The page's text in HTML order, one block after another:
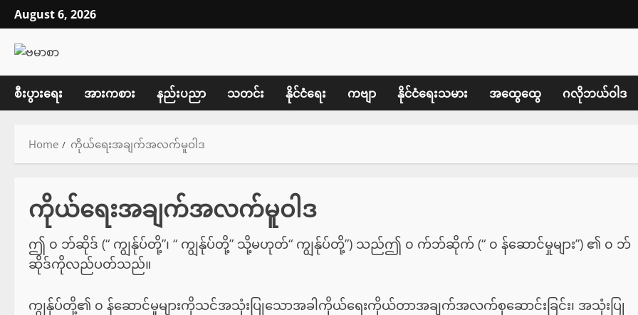
Skip
to
content
August 6, 2026
စီးပွားရေး အားကစား နည်းပညာ သတင်း နိုင်ငံရေး ကဗျာ နိုင်ငံရေးသမား အထွေထွေ ဂလိုဘယ်ဝါဒ
Home ကိုယ်ရေးအချက်အလက်မူဝါဒ
ကိုယ်ရေးအချက်အလက်မူဝါဒ
ဤ ၀ ဘ်ဆိုဒ် (“ ကျွန်ုပ်တို့”၊ “ ကျွန်ုပ်တို့” သို့မဟုတ်“ ကျွန်ုပ်တို့”) သည်ဤ ၀ က်ဘ်ဆိုက် (“ ၀ န်ဆောင်မှုများ”) ၏ ၀ ဘ်
ဆိုဒ်ကိုလည်ပတ်သည်။
ကျွန်ုပ်တို့၏ ၀ န်ဆောင်မှုများကိုသင်အသုံးပြုသောအခါကိုယ်ရေးကိုယ်တာအချက်အလက်စုဆောင်းခြင်း၊ အသုံးပြု